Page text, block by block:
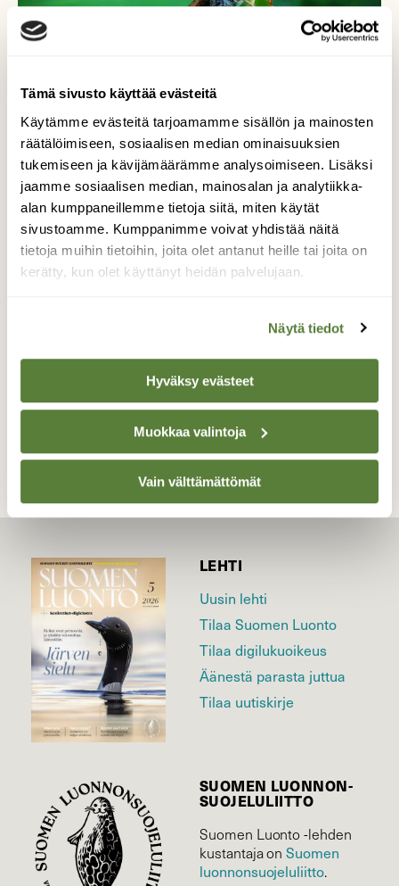
Tämä sivusto käyttää evästeitä
Käytämme evästeitä tarjoamamme sisällön ja mainosten
räätälöimiseen, sosiaalisen median ominaisuuksien
tukemiseen ja kävijämäärämme analysoimiseen. Lisäksi
jaamme sosiaalisen median, mainosalan ja analytiikka-
alan kumppaneillemme tietoja siitä, miten käytät
sivustoamme. Kumppanimme voivat yhdistää näitä
tietoja muihin tietoihin, joita olet antanut heille tai joita on
kerätty, kun olet käyttänyt heidän palvelujaan.
Näytä tiedot
Hyväksy evästeet
Muokkaa valintoja
Vain välttämättömät
Heinäsirkka tarkkailee
Vuorenkilvellä
🦗🌱
Valokuvaaja: Antton, Kotka 2.8.2022
TAKAISIN LISTAAN
LEHTI
Uusin lehti
Tilaa Suomen Luonto
Tilaa digilukuoikeus
Äänestä parasta juttua
Tilaa uutiskirje
SUOMEN LUONNON­
SUOJELU­LIITTO
Suomen Luonto -lehden
kustantaja onSuomen
luonnonsuojelu­liitto.